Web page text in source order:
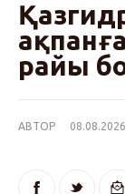
райы
АВТОР 08.08.2026